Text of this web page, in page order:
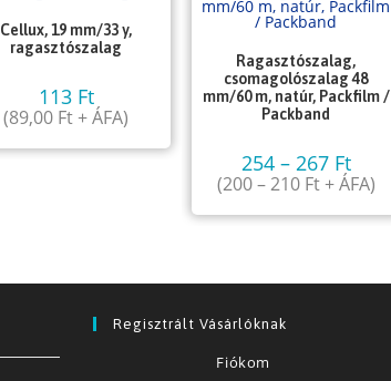
Cellux, 19 mm/33 y,
ragasztószalag
113 Ft
(89,00 Ft+ ÁFA)
Ragasztószalag,
csomagolószalag 48
mm/60 m, natúr, Packfilm /
Packband
254 – 267 Ft
(200–210 Ft+ ÁFA)
Regisztrált Vásárlóknak
Fiókom